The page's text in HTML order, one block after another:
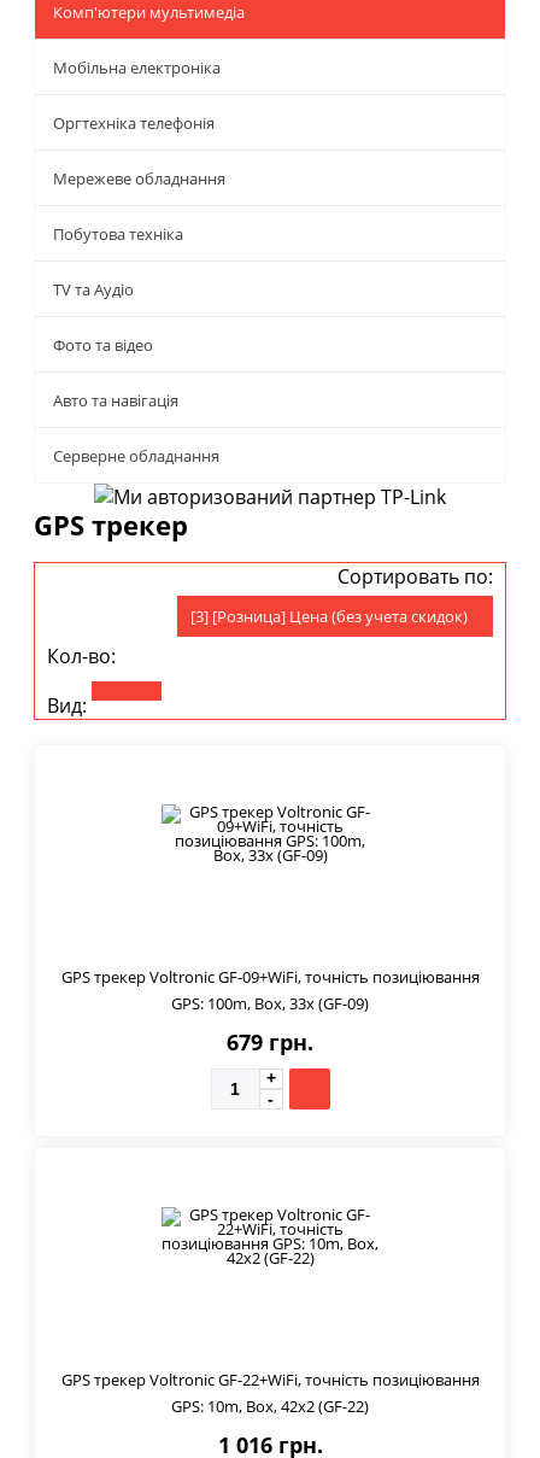
Комп'ютери мультимедіа
Мобільна електроніка
Оргтехніка телефонія
Мережеве обладнання
Побутова техніка
TV та Аудіо
Фото та відео
Авто та навігація
Серверне обладнання
GPS трекер
Сортировать по:
[3] [Розница] Цена (без учета скидок)
Кол-во:
Вид:
GPS трекер Voltronic GF-09+WiFi, точність позиціювання
GPS: 100m, Box, 33x (GF-09)
679 грн.
GPS трекер Voltronic GF-22+WiFi, точність позиціювання
GPS: 10m, Box, 42x2 (GF-22)
1 016 грн.